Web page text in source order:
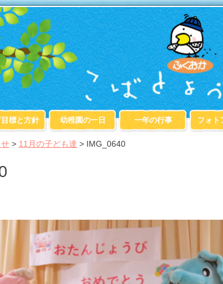
標と方針 幼稚園の一日 一年の行事 フォト
> 11月の子ども達 > IMG_0640